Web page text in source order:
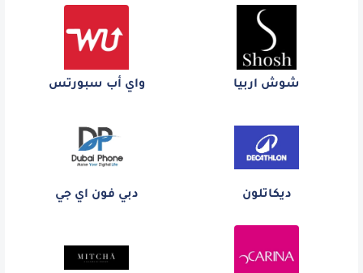
شوش اربيا واي أب سبورتس
ديكاتلون دبي فون اي جي